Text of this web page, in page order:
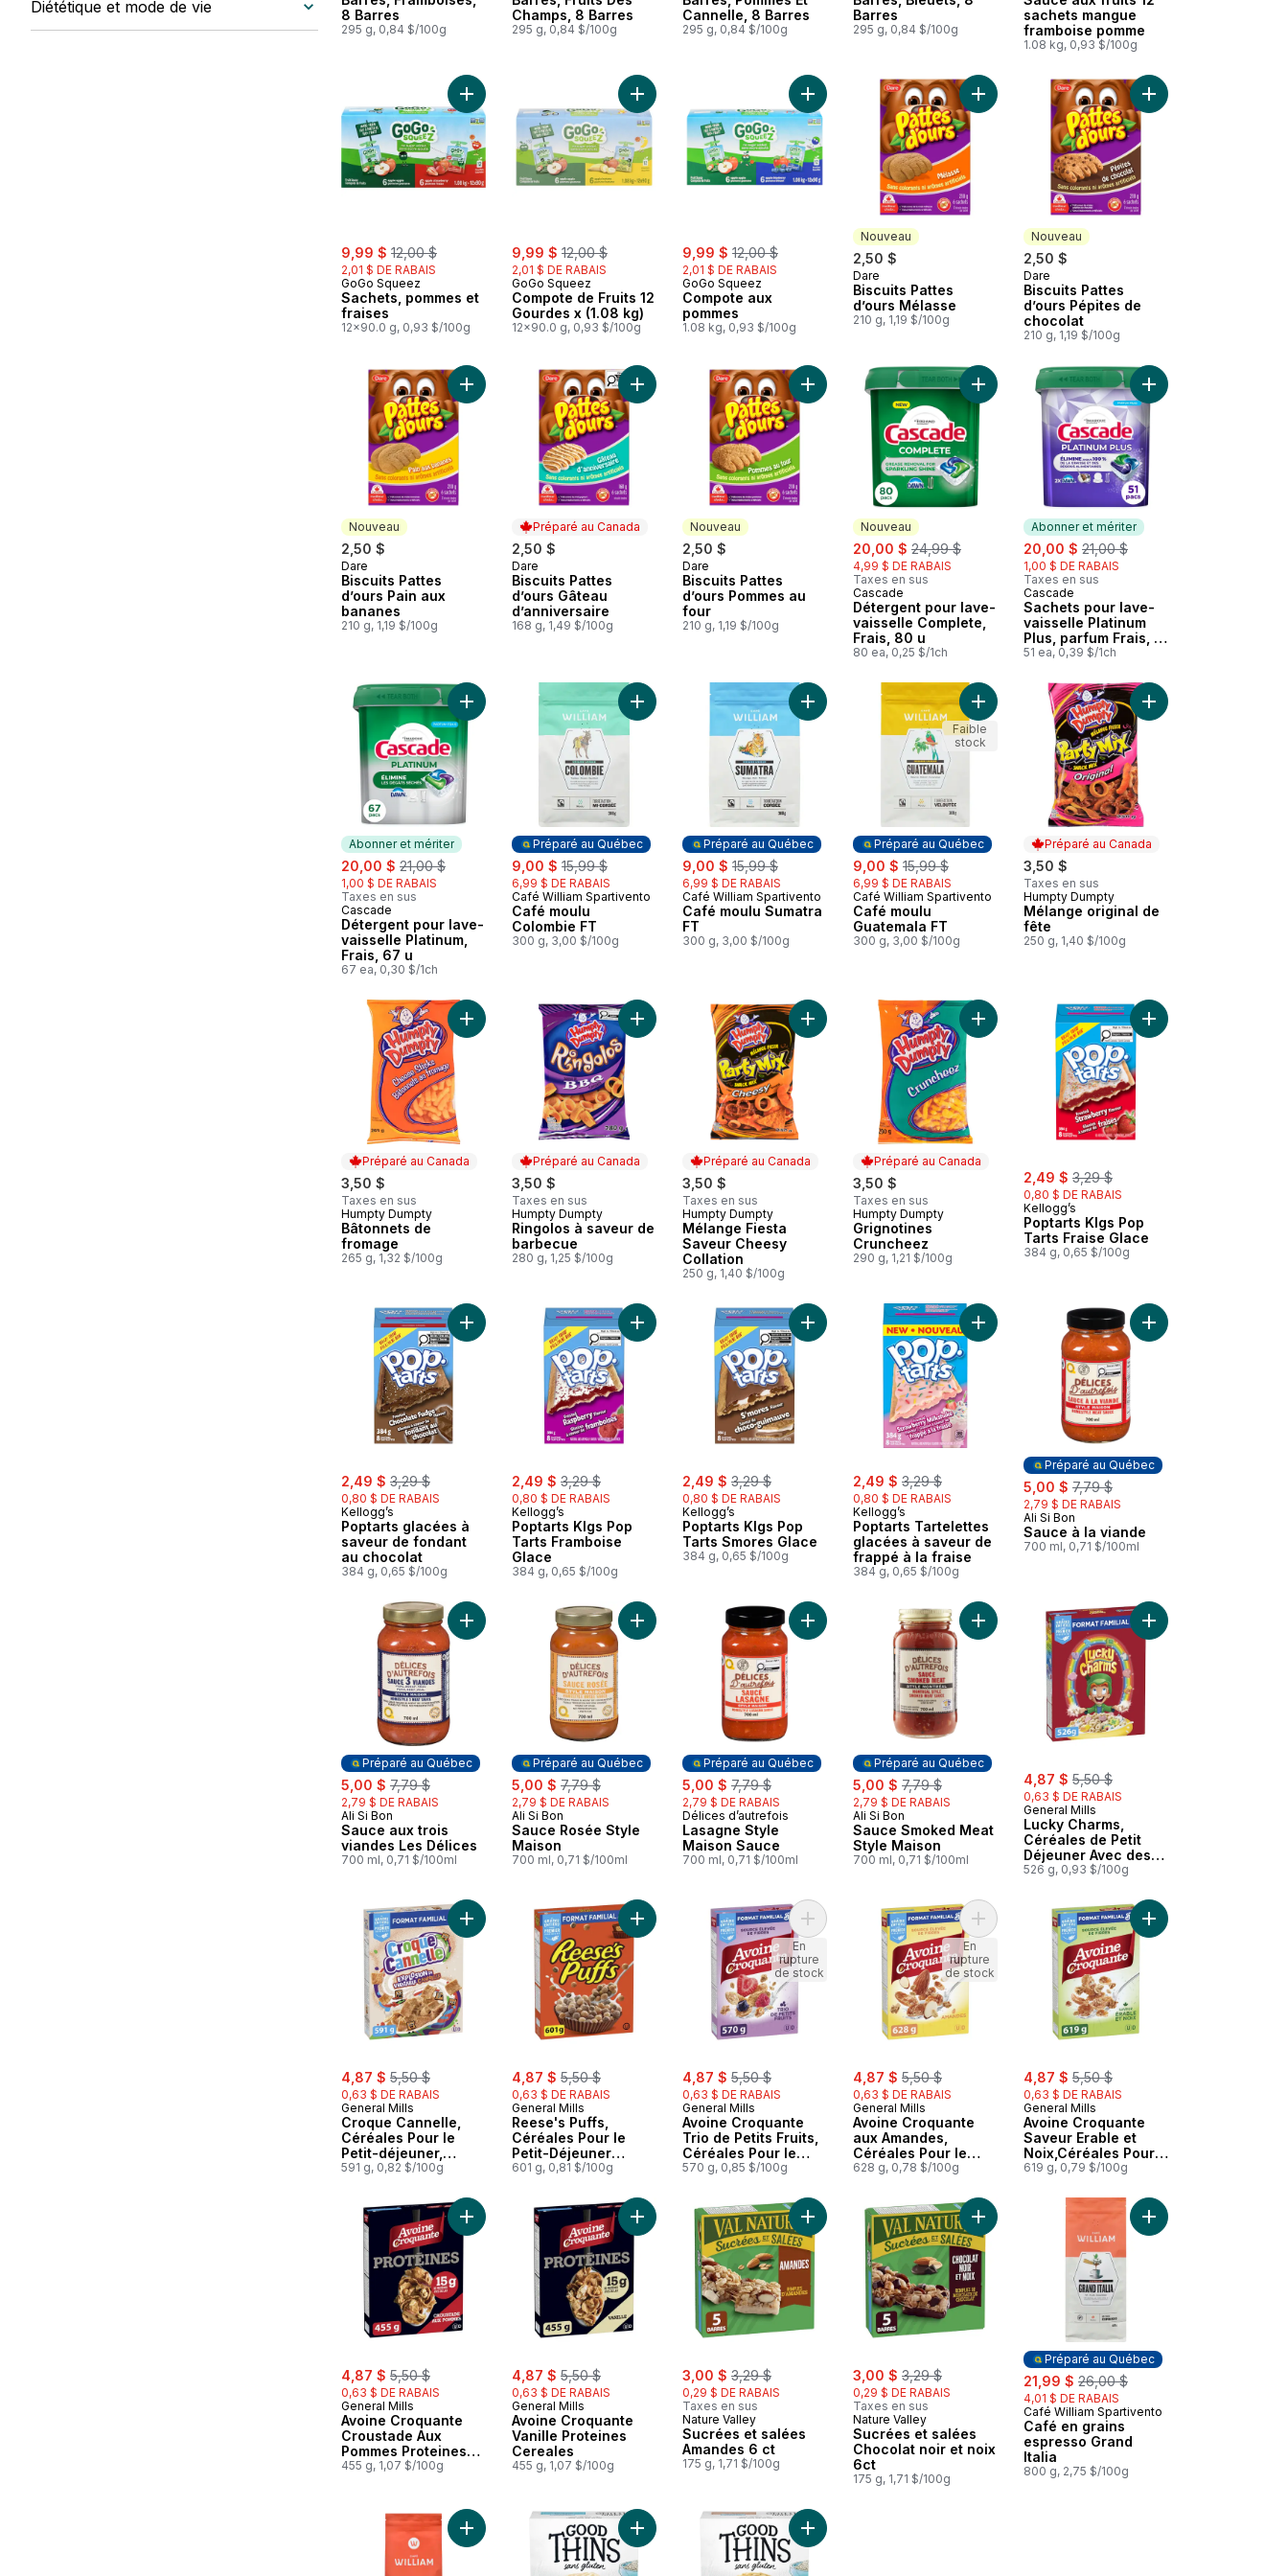
Diététique et mode de vie
8 Barres
295 g, 0,84 $/100g
Champs, 8 Barres
295 g, 0,84 $/100g
Cannelle, 8 Barres
295 g, 0,84 $/100g
Barres
295 g, 0,84 $/100g
sachets mangue
framboise pomme
1.08 kg, 0,93 $/100g
sale:
9,99 $ , formerly:
12,00 $
2,01 $ DE RABAIS
GoGo Squeez
Sachets, pommes et
fraises
12x90.0 g, 0,93 $/100g
Ajouter Sachets, pommes et fraises au panier
sale:
9,99 $ , formerly:
12,00 $
2,01 $ DE RABAIS
GoGo Squeez
Compote de Fruits 12
Gourdes x (1.08 kg)
12x90.0 g, 0,93 $/100g
Ajouter Compote de Fruits 12 Gourdes x (1.08 kg) au panier
sale:
9,99 $ , formerly:
12,00 $
2,01 $ DE RABAIS
GoGo Squeez
Compote aux
pommes
1.08 kg, 0,93 $/100g
Ajouter Compote aux pommes au panier
Nouveau
2,50 $
Nouveau
Dare
Biscuits Pattes
d’ours Mélasse
210 g, 1,19 $/100g
Ajouter Biscuits Pattes d’ours Mélasse au panier
Nouveau
2,50 $
Nouveau
Dare
Biscuits Pattes
d’ours Pépites de
chocolat
210 g, 1,19 $/100g
Ajouter Biscuits
Nouveau
2,50 $
Nouveau
Dare
Biscuits Pattes
d’ours Pain aux
bananes
210 g, 1,19 $/100g
Ajouter Biscuits Pattes d’ours Pain aux bananes au panier
Préparé au Canada
2,50 $
Préparé au Canada
Dare
Biscuits Pattes
d’ours Gâteau
d’anniversaire
168 g, 1,49 $/100g
Ajouter Biscuits Pattes d’ours Gâteau d’anniversaire au panier
Nouveau
2,50 $
Nouveau
Dare
Biscuits Pattes
d’ours Pommes au
four
210 g, 1,19 $/100g
Ajouter Biscuits Pattes d’ours Pommes au four au panier
Nouveau
sale:
20,00 $ , formerly:
24,99 $
4,99 $ DE RABAIS
Taxes en sus
Nouveau
Cascade
Détergent pour lave-
vaisselle Complete,
Frais, 80 u
80 ea, 0,25 $/1ch
Ajouter Détergent pour lave-vaisselle Complete,
Abonner et mériter
sale:
20,00 $ , formerly:
21,00 $
1,00 $ DE RABAIS
Taxes en sus
Abonner et mériter
Cascade
Sachets pour lave-
vaisselle Platinum
Plus, parfum Frais, 51
unités
51 ea, 0,39 $/1ch
Ajouter Sachets pour
Abonner et mériter
sale:
20,00 $ , formerly:
21,00 $
1,00 $ DE RABAIS
Taxes en sus
Abonner et mériter
Cascade
Détergent pour lave-
vaisselle Platinum,
Frais, 67 u
67 ea, 0,30 $/1ch
Ajouter Détergent pour lave-vaisselle Platinum, Frais, 67 u au panier
Préparé au Québec
sale:
9,00 $ , formerly:
15,99 $
6,99 $ DE RABAIS
Préparé au Québec
Café William Spartivento
Café moulu
Colombie FT
300 g, 3,00 $/100g
Ajouter Café moulu Colombie FT au panier
Préparé au Québec
sale:
9,00 $ , formerly:
15,99 $
6,99 $ DE RABAIS
Préparé au Québec
Café William Spartivento
Café moulu Sumatra
FT
300 g, 3,00 $/100g
Ajouter Café moulu Sumatra FT au panier
Préparé au Québec
sale:
9,00 $ , formerly:
15,99 $
6,99 $ DE RABAIS
Préparé au Québec
Café William Spartivento
Café moulu
Guatemala FT
300 g, 3,00 $/100g
Ajouter Café moulu Guatemala FT au panier
Faible
stock
Préparé au Canada
3,50 $
Taxes en sus
Préparé au Canada
Humpty Dumpty
Mélange original de
fête
250 g, 1,40 $/100g
Ajouter Mélange
Préparé au Canada
3,50 $
Taxes en sus
Préparé au Canada
Humpty Dumpty
Bâtonnets de
fromage
265 g, 1,32 $/100g
Ajouter Bâtonnets de fromage au panier
Préparé au Canada
3,50 $
Taxes en sus
Préparé au Canada
Humpty Dumpty
Ringolos à saveur de
barbecue
280 g, 1,25 $/100g
Ajouter Ringolos à saveur de barbecue au panier
Préparé au Canada
3,50 $
Taxes en sus
Préparé au Canada
Humpty Dumpty
Mélange Fiesta
Saveur Cheesy
Collation
250 g, 1,40 $/100g
Ajouter Mélange Fiesta Saveur Cheesy Collation au panier
Préparé au Canada
3,50 $
Taxes en sus
Préparé au Canada
Humpty Dumpty
Grignotines
Cruncheez
290 g, 1,21 $/100g
Ajouter Grignotines Cruncheez au panier
sale:
2,49 $ , formerly:
3,29 $
0,80 $ DE RABAIS
Kellogg’s
Poptarts Klgs Pop
Tarts Fraise Glace
384 g, 0,65 $/100g
Ajouter Poptarts Klgs
sale:
2,49 $ , formerly:
3,29 $
0,80 $ DE RABAIS
Kellogg’s
Poptarts glacées à
saveur de fondant
au chocolat
384 g, 0,65 $/100g
Ajouter Poptarts glacées à saveur de fondant au chocolat au panier
sale:
2,49 $ , formerly:
3,29 $
0,80 $ DE RABAIS
Kellogg’s
Poptarts Klgs Pop
Tarts Framboise
Glace
384 g, 0,65 $/100g
Ajouter Poptarts Klgs Pop Tarts Framboise Glace au panier
sale:
2,49 $ , formerly:
3,29 $
0,80 $ DE RABAIS
Kellogg’s
Poptarts Klgs Pop
Tarts Smores Glace
384 g, 0,65 $/100g
Ajouter Poptarts Klgs Pop Tarts Smores Glace au panier
sale:
2,49 $ , formerly:
3,29 $
0,80 $ DE RABAIS
Kellogg’s
Poptarts Tartelettes
glacées à saveur de
frappé à la fraise
384 g, 0,65 $/100g
Ajouter Poptarts Tartelettes glacées à saveur
Préparé au Québec
sale:
5,00 $ , formerly:
7,79 $
2,79 $ DE RABAIS
Préparé au Québec
Ali Si Bon
Sauce à la viande
700 ml, 0,71 $/100ml
Ajouter Sauce à la
Préparé au Québec
sale:
5,00 $ , formerly:
7,79 $
2,79 $ DE RABAIS
Préparé au Québec
Ali Si Bon
Sauce aux trois
viandes Les Délices
700 ml, 0,71 $/100ml
Ajouter Sauce aux trois viandes Les Délices au panier
Préparé au Québec
sale:
5,00 $ , formerly:
7,79 $
2,79 $ DE RABAIS
Préparé au Québec
Ali Si Bon
Sauce Rosée Style
Maison
700 ml, 0,71 $/100ml
Ajouter Sauce Rosée Style Maison au panier
Préparé au Québec
sale:
5,00 $ , formerly:
7,79 $
2,79 $ DE RABAIS
Préparé au Québec
Délices d’autrefois
Lasagne Style
Maison Sauce
700 ml, 0,71 $/100ml
Ajouter Lasagne Style Maison Sauce au panier
Préparé au Québec
sale:
5,00 $ , formerly:
7,79 $
2,79 $ DE RABAIS
Préparé au Québec
Ali Si Bon
Sauce Smoked Meat
Style Maison
700 ml, 0,71 $/100ml
Ajouter Sauce Smoked Meat Style Maison au
sale:
4,87 $ , formerly:
5,50 $
0,63 $ DE RABAIS
General Mills
Lucky Charms,
Céréales de Petit
Déjeuner Avec des
Guimauves, Grains
526 g, 0,93 $/100g
Ajouter Lucky
sale:
4,87 $ , formerly:
5,50 $
0,63 $ DE RABAIS
General Mills
Croque Cannelle,
Céréales Pour le
Petit-déjeuner,
Grains Entiers,
591 g, 0,82 $/100g
Ajouter Croque Cannelle, Céréales Pour le Petit-déjeuner, Grains Entiers, Format Familial au panier
sale:
4,87 $ , formerly:
5,50 $
0,63 $ DE RABAIS
General Mills
Reese's Puffs,
Céréales Pour le
Petit-Déjeuner
Saveur Beurre
Chocolat, Grains
Entiers, Format
Familial
601 g, 0,81 $/100g
Ajouter Reese's Puffs, Céréales Pour le Petit-Déjeuner Saveur Beurre d'Arachide et Chocolat, Grains
sale:
4,87 $ , formerly:
5,50 $
0,63 $ DE RABAIS
General Mills
Avoine Croquante
Trio de Petits Fruits,
Céréales Pour le
Petit-Déjeuner Riche
570 g, 0,85 $/100g
Ajouter Avoine Croquante Trio de Petits Fruits, Céréales Pour le Petit-
En
rupture
de stock
sale:
4,87 $ , formerly:
5,50 $
0,63 $ DE RABAIS
General Mills
Avoine Croquante
aux Amandes,
Céréales Pour le
Petit-Déjeuner Riche
Entiers, Format
Familial
628 g, 0,78 $/100g
Ajouter Avoine Croquante aux Amandes,
En
rupture
de stock
sale:
4,87 $ , formerly:
5,50 $
0,63 $ DE RABAIS
General Mills
Avoine Croquante
Saveur Erable et
Noix,Céréales Pour
le Petit-Déjeuner
Grains Entiers,
Format Familial
619 g, 0,79 $/100g
Ajouter Avoine
sale:
4,87 $ , formerly:
5,50 $
0,63 $ DE RABAIS
General Mills
Avoine Croquante
Croustade Aux
Pommes Proteines
Cereales
455 g, 1,07 $/100g
Ajouter Avoine Croquante Croustade Aux Pommes Proteines Cereales au panier
sale:
4,87 $ , formerly:
5,50 $
0,63 $ DE RABAIS
General Mills
Avoine Croquante
Vanille Proteines
Cereales
455 g, 1,07 $/100g
Ajouter Avoine Croquante Vanille Proteines Cereales au panier
sale:
3,00 $ , formerly:
3,29 $
0,29 $ DE RABAIS
Taxes en sus
Nature Valley
Sucrées et salées
Amandes 6 ct
175 g, 1,71 $/100g
Ajouter Sucrées et salées Amandes 6 ct au panier
sale:
3,00 $ , formerly:
3,29 $
0,29 $ DE RABAIS
Taxes en sus
Nature Valley
Sucrées et salées
Chocolat noir et noix
6ct
175 g, 1,71 $/100g
Ajouter Sucrées et salées Chocolat noir et noix
Préparé au Québec
sale:
21,99 $ , formerly:
26,00 $
4,01 $ DE RABAIS
Préparé au Québec
Café William Spartivento
Café en grains
espresso Grand
Italia
800 g, 2,75 $/100g
Ajouter Café en
Ajouter Café grains espresso casa au panierAjouter Craquelins GOOD THINS Riz, salés tout simplement au panier
Ajouter Good Thins, Craquelins de riz multigrains sans gluten, saveur